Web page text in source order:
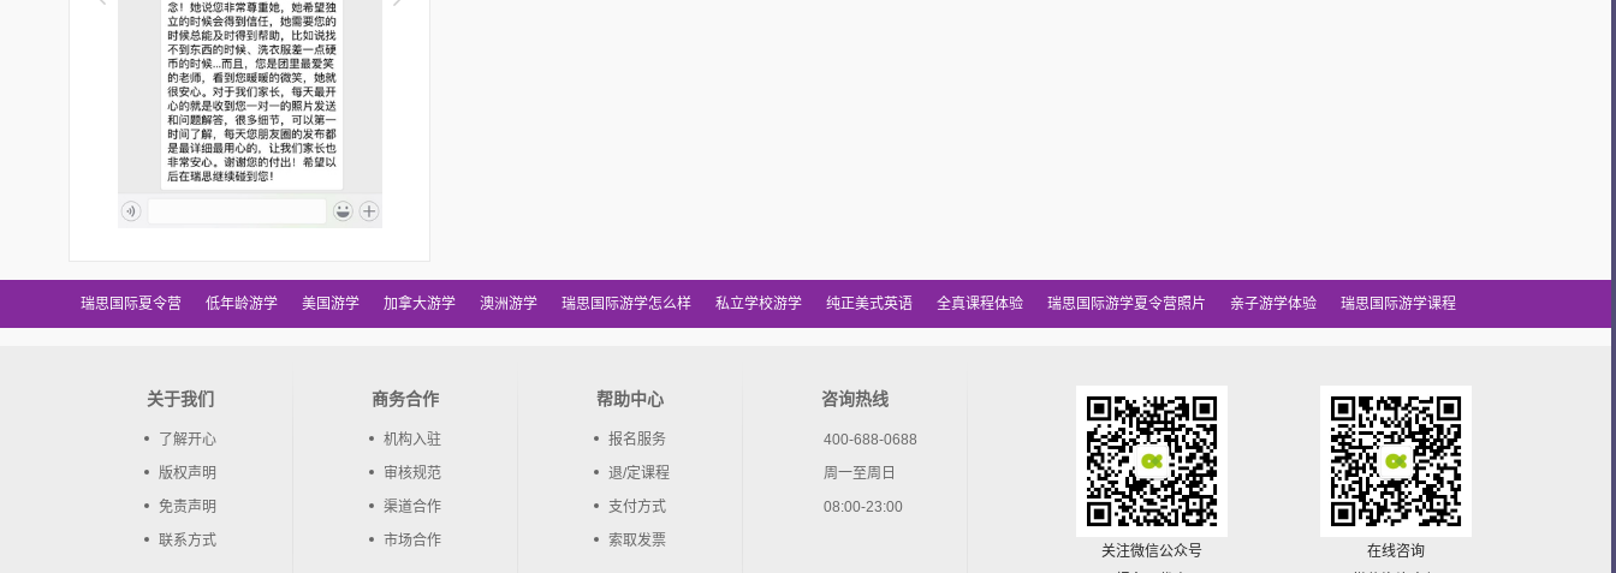
瑞思国际夏令营 低年龄游学 美国游学 加拿大游学 澳洲游学 瑞思国际游学怎么样 私立学校游学 纯正美式英语 全真课程体验 瑞思国际游学夏令营照片 亲子游学体验 瑞思国际游学课程
关于我们
了解开心
版权声明
免责声明
联系方式
商务合作
机构入驻
审核规范
渠道合作
市场合作
帮助中心
报名服务
退/定课程
支付方式
索取发票
咨询热线
400-688-0688
周一至周日
08:00-23:00
关注微信公众号
在线咨询